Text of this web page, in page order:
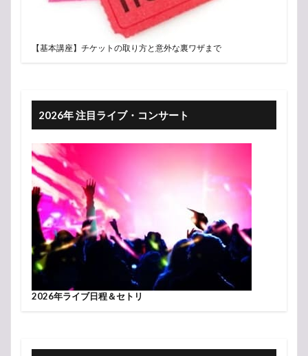
【基本講座】チケットの取り方と意外な裏ワザまで
2026年 注目ライブ・コンサート
2026年ライブ日程＆セトリ